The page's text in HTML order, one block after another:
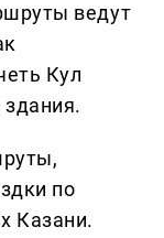
ведут
Кул
по
Казани.